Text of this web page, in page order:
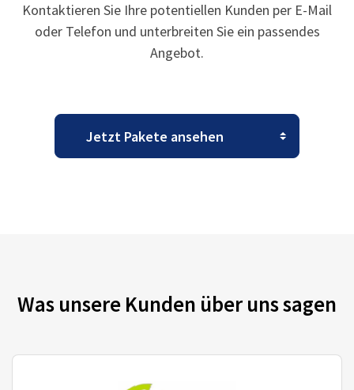
Kontaktieren Sie Ihre potentiellen Kunden per E-Mail
oder Telefon und unterbreiten Sie ein passendes
Angebot.
Was unsere Kunden über uns sagen